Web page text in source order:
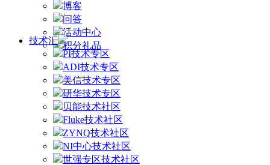
博客
问答
活动中心
积分礼品
技术汇
PI技术专区
ADI技术专区
美信技术专区
研华技术专区
贝能技术社区
Fluke技术社区
ZYNQ技术社区
NI中心技术社区
世强专区技术社区